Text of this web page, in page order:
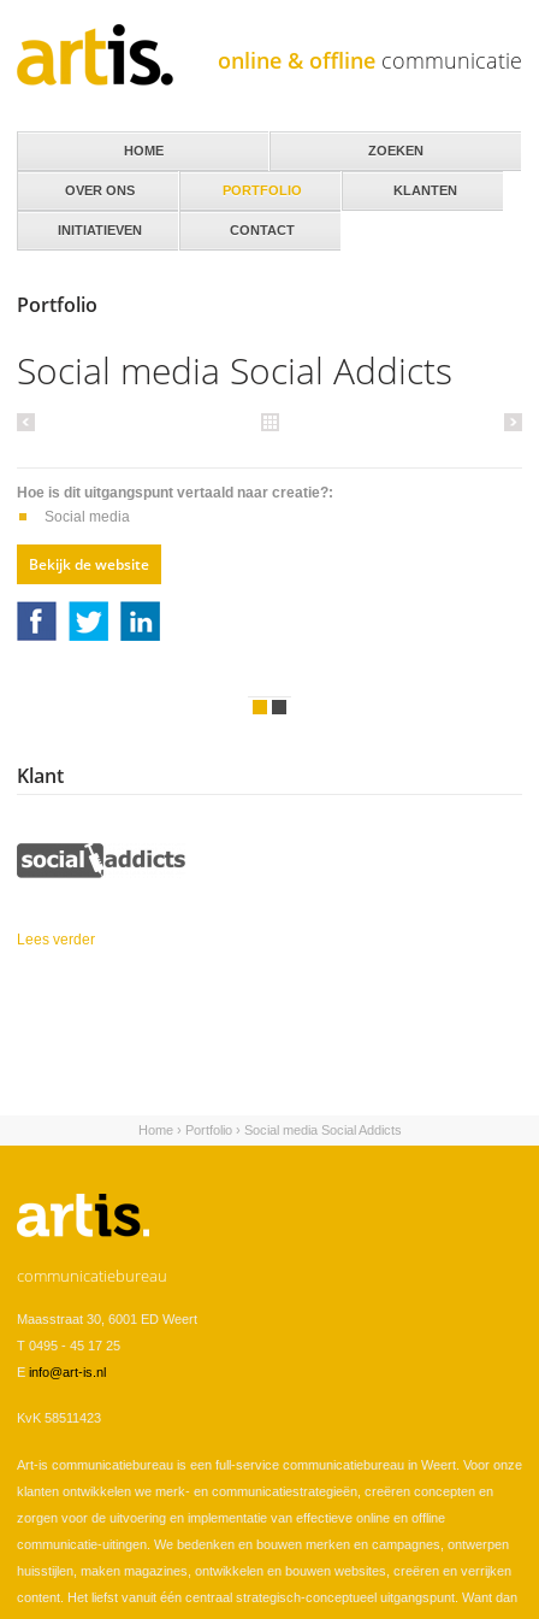
online & offline communicatie
Portfolio
Social media Social Addicts
Hoe is dit uitgangspunt vertaald naar creatie?:
Social media
Bekijk de website
Klant
Lees verder
HOME
OVER ONS PORTFOLIO KLANTEN
INITIATIEVEN CONTACT
ZOEKEN
U bent hier
Home› Portfolio› Social media Social Addicts
communicatiebureau
Maasstraat 30, 6001 ED Weert
T 0495 - 45 17 25
E info@art-is.nl
KvK 58511423
Art-is communicatiebureau is een full-service communicatiebureau in Weert. Voor onze
klanten ontwikkelen we merk- en communicatiestrategieën, creëren concepten en
zorgen voor de uitvoering en implementatie van effectieve online en offline
communicatie-uitingen. We bedenken en bouwen merken en campagnes, ontwerpen
huisstijlen, maken magazines, ontwikkelen en bouwen websites, creëren en verrijken
content. Het liefst vanuit één centraal strategisch-conceptueel uitgangspunt. Want dan